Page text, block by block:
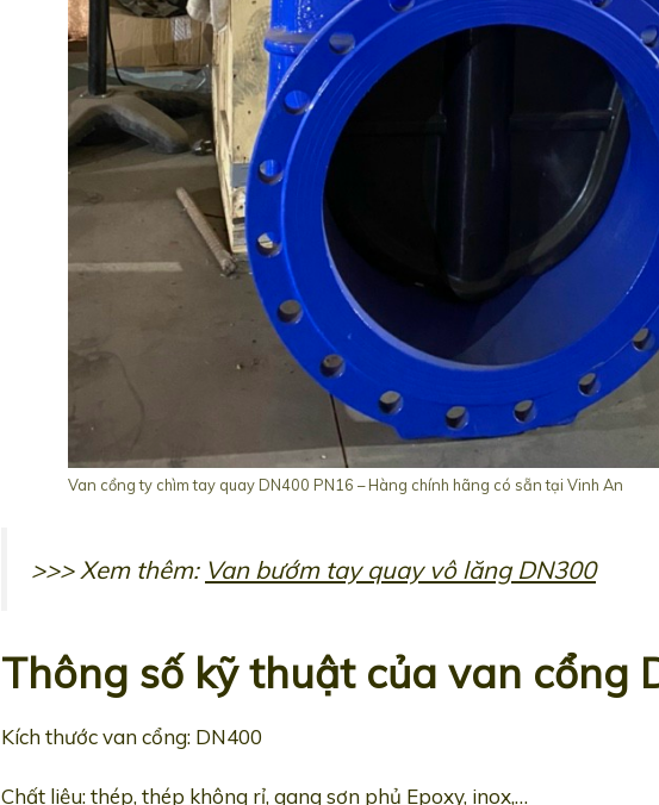
Van cổng ty chìm tay quay DN400 PN16 – Hàng chính hãng có sẵn tại Vinh An
>>> Xem thêm: Van bướm tay quay vô lăng DN300
Thông số kỹ thuật của van cổng
Kích thước van cổng: DN400
Chất liệu: thép, thép không rỉ, gang sơn phủ Epoxy, inox,…